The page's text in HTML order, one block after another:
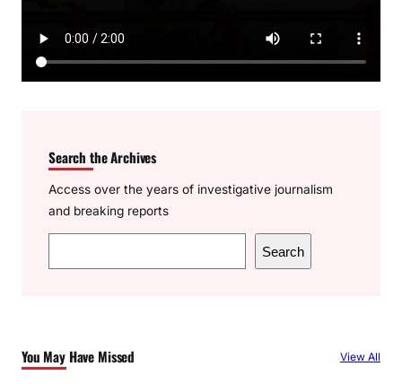
Search the Archives
Access over the years of investigative journalism
and breaking reports
e
h
Search
You May Have Missed View All